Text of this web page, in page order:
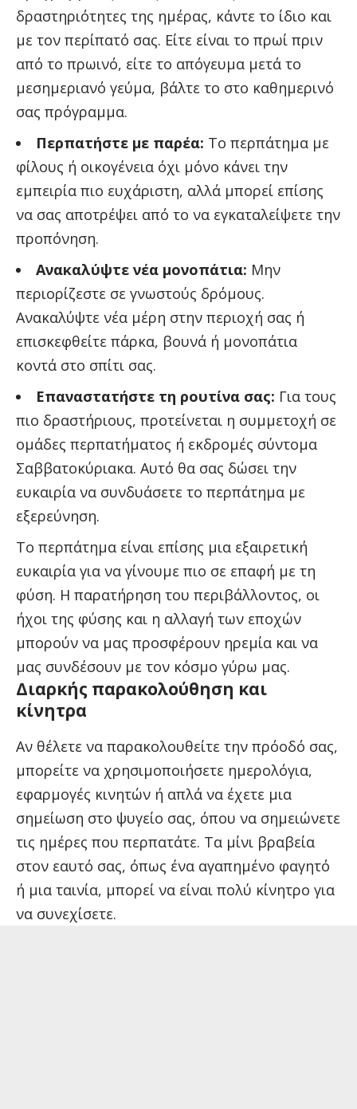
δραστηριότητες της ημέρας, κάντε το ίδιο και
με τον περίπατό σας. Είτε είναι το πρωί πριν
από το πρωινό, είτε το απόγευμα μετά το
μεσημεριανό γεύμα, βάλτε το στο καθημερινό
σας πρόγραμμα.
Περπατήστε με παρέα: Το περπάτημα με
φίλους ή οικογένεια όχι μόνο κάνει την
εμπειρία πιο ευχάριστη, αλλά μπορεί επίσης
να σας αποτρέψει από το να εγκαταλείψετε την
προπόνηση.
Ανακαλύψτε νέα μονοπάτια: Μην
περιορίζεστε σε γνωστούς δρόμους.
Ανακαλύψτε νέα μέρη στην περιοχή σας ή
επισκεφθείτε πάρκα, βουνά ή μονοπάτια
κοντά στο σπίτι σας.
Επαναστατήστε τη ρουτίνα σας: Για τους
πιο δραστήριους, προτείνεται η συμμετοχή σε
ομάδες περπατήματος ή εκδρομές σύντομα
Σαββατοκύριακα. Αυτό θα σας δώσει την
ευκαιρία να συνδυάσετε το περπάτημα με
εξερεύνηση.
Το περπάτημα είναι επίσης μια εξαιρετική
ευκαιρία για να γίνουμε πιο σε επαφή με τη
φύση. Η παρατήρηση του περιβάλλοντος, οι
ήχοι της φύσης και η αλλαγή των εποχών
μπορούν να μας προσφέρουν ηρεμία και να
μας συνδέσουν με τον κόσμο γύρω μας.
Διαρκής παρακολούθηση και
κίνητρα
Αν θέλετε να παρακολουθείτε την πρόοδό σας,
μπορείτε να χρησιμοποιήσετε ημερολόγια,
εφαρμογές κινητών ή απλά να έχετε μια
σημείωση στο ψυγείο σας, όπου να σημειώνετε
τις ημέρες που περπατάτε. Τα μίνι βραβεία
στον εαυτό σας, όπως ένα αγαπημένο φαγητό
ή μια ταινία, μπορεί να είναι πολύ κίνητρο για
να συνεχίσετε.